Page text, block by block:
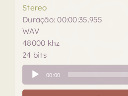
Stereo
Duração: 00:00:35.955
WAV
48000 khz
24 bits
Tocador
de
áudio
00:00